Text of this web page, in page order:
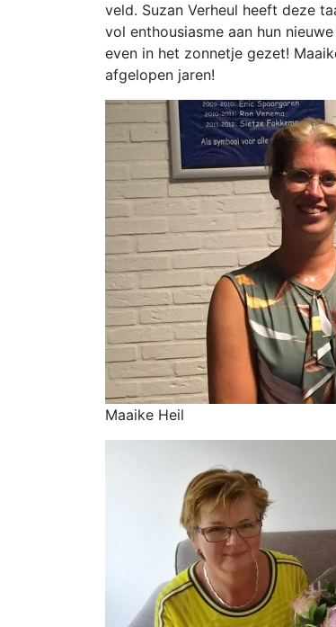
veld. Suzan Verheul heeft deze
vol enthousiasme aan hun
even in het zonnetje gezet!
afgelopen jaren!
Maaike Heil